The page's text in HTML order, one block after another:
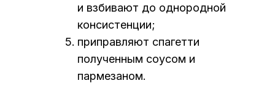
и взбивают до однородной
консистенции;
приправляют спагетти
полученным соусом и
пармезаном.